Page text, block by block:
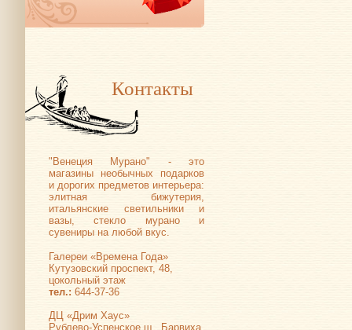
Контакты
"Венеция Мурано" - это
магазины необычных подарков
и дорогих предметов интерьера:
элитная бижутерия,
итальянские светильники и
вазы, стекло мурано и
сувениры на любой вкус.
Галереи «Времена Года»
Кутузовский проспект, 48,
цокольный этаж
тел.: 644-37-36
ДЦ «Дрим Хаус»
Рублево-Успенское ш., Барвиха,